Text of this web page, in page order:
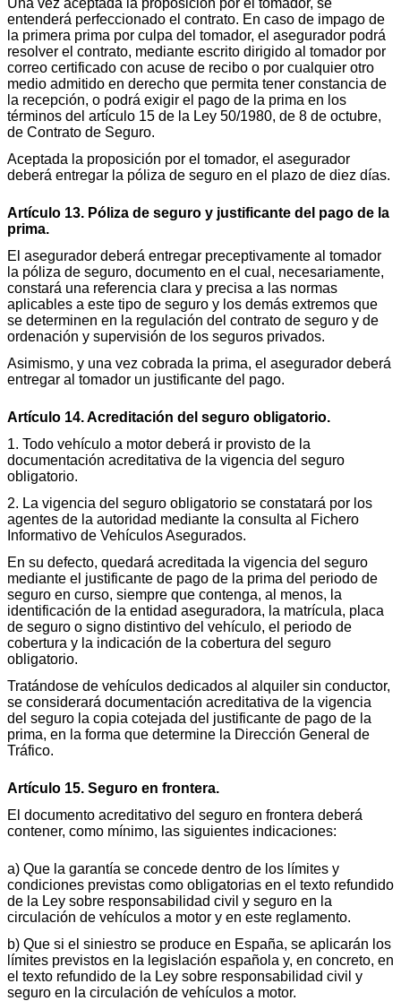
Una vez aceptada la proposición por el tomador, se
entenderá perfeccionado el contrato. En caso de impago de
la primera prima por culpa del tomador, el asegurador podrá
resolver el contrato, mediante escrito dirigido al tomador por
correo certificado con acuse de recibo o por cualquier otro
medio admitido en derecho que permita tener constancia de
la recepción, o podrá exigir el pago de la prima en los
términos del artículo 15 de la Ley 50/1980, de 8 de octubre,
de Contrato de Seguro.
Aceptada la proposición por el tomador, el asegurador
deberá entregar la póliza de seguro en el plazo de diez días.
Artículo 13. Póliza de seguro y justificante del pago de la
prima.
El asegurador deberá entregar preceptivamente al tomador
la póliza de seguro, documento en el cual, necesariamente,
constará una referencia clara y precisa a las normas
aplicables a este tipo de seguro y los demás extremos que
se determinen en la regulación del contrato de seguro y de
ordenación y supervisión de los seguros privados.
Asimismo, y una vez cobrada la prima, el asegurador deberá
entregar al tomador un justificante del pago.
Artículo 14. Acreditación del seguro obligatorio.
1. Todo vehículo a motor deberá ir provisto de la
documentación acreditativa de la vigencia del seguro
obligatorio.
2. La vigencia del seguro obligatorio se constatará por los
agentes de la autoridad mediante la consulta al Fichero
Informativo de Vehículos Asegurados.
En su defecto, quedará acreditada la vigencia del seguro
mediante el justificante de pago de la prima del periodo de
seguro en curso, siempre que contenga, al menos, la
identificación de la entidad aseguradora, la matrícula, placa
de seguro o signo distintivo del vehículo, el periodo de
cobertura y la indicación de la cobertura del seguro
obligatorio.
Tratándose de vehículos dedicados al alquiler sin conductor,
se considerará documentación acreditativa de la vigencia
del seguro la copia cotejada del justificante de pago de la
prima, en la forma que determine la Dirección General de
Tráfico.
Artículo 15. Seguro en frontera.
El documento acreditativo del seguro en frontera deberá
contener, como mínimo, las siguientes indicaciones:
a) Que la garantía se concede dentro de los límites y
condiciones previstas como obligatorias en el texto refundido
de la Ley sobre responsabilidad civil y seguro en la
circulación de vehículos a motor y en este reglamento.
b) Que si el siniestro se produce en España, se aplicarán los
límites previstos en la legislación española y, en concreto, en
el texto refundido de la Ley sobre responsabilidad civil y
seguro en la circulación de vehículos a motor.